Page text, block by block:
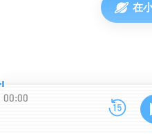
在
00:00